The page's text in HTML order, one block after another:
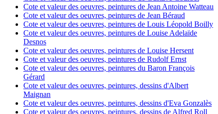
Cote et valeur des oeuvres, peintures de Jean Antoine Watteau
Cote et valeur des oeuvres, peintures de Jean Béraud
Cote et valeur des oeuvres, peintures de Louis Léopold Boilly
Cote et valeur des oeuvres, peintures de Louise Adelaïde
Desnos
Cote et valeur des oeuvres, peintures de Louise Hersent
Cote et valeur des oeuvres, peintures de Rudolf Ernst
Cote et valeur des oeuvres, peintures du Baron François
Gérard
Cote et valeur des oeuvres, peintures, dessins d'Albert
Maignan
Cote et valeur des oeuvres, peintures, dessins d'Eva Gonzalès
Cote et valeur des oeuvres, peintures, dessins de Alfred Roll